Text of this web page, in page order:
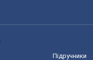
Підручники